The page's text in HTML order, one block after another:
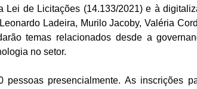
Lei de Licitações (14.133/2021) e à
Ladeira, Murilo Jacoby, Valéria
temas relacionados desde a
no setor.
presencialmente. As inscrições